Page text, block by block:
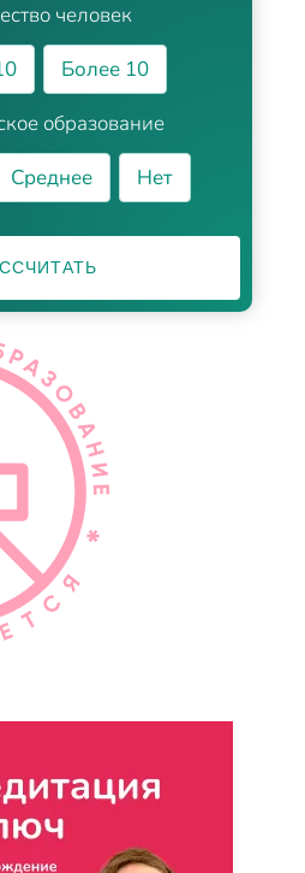
человек
Более 10
образование
Среднее Нет